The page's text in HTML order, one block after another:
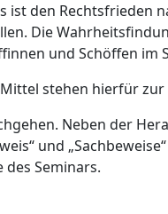
ist den Rechtsfrieden
Die
und Schöffen im
stehen hierfür
Neben der
und
Seminars.